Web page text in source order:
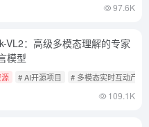
97.6K
VL2：高级多模态理解的专家
模型
# AI开源项目 # 多模态实时互动产品
109.1K